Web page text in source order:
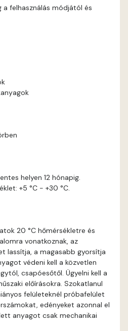
Cognac D
Current-red D
Date-brown D
Fern D
Fig-brown C
Fig-brown D
Fir D
a felhasználás módjától és
helyen 12 hónapig.
+5 °C - +30 °C.
20 °C hőmérsékletre és
vonatkoznak, az
lassítja, a magasabb gyorsítja
védeni kell a közvetlen
csapóesőtől. Ügyelni kell a
előírásokra. Szokatlanul
felületeknél próbafelület
edényeket azonnal el
anyagot csak mechanikai